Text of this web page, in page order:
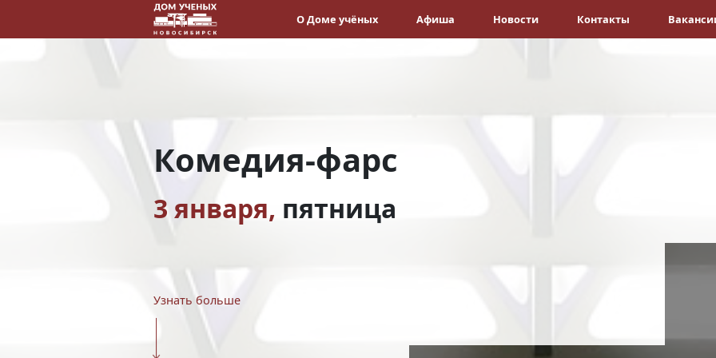
О Доме учёных Афиша Новости Контакты
Комедия-фарс
3 января, пятница
Узнать больше